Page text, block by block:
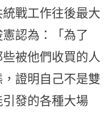
戰工作往後最大
認為：「為了
些被他們收買的人
證明自己不是雙
發的各種大場